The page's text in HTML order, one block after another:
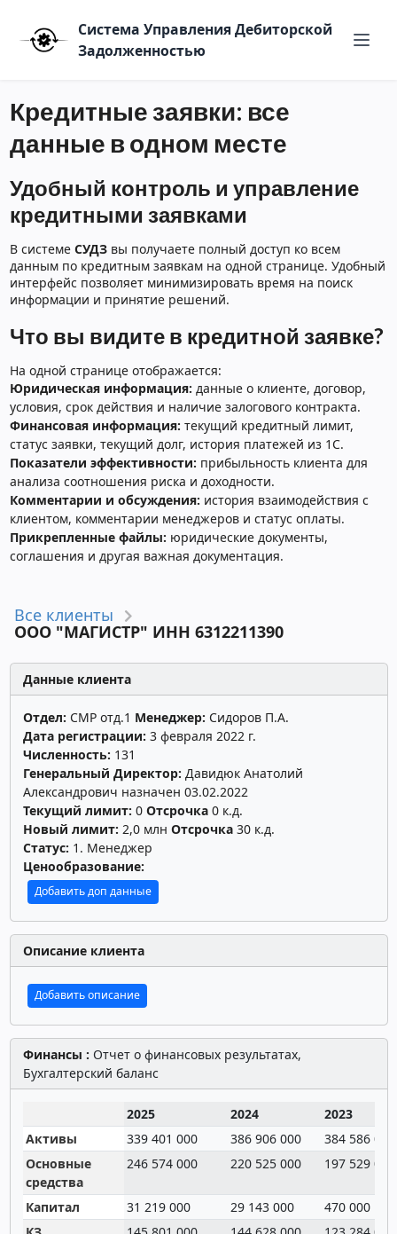
Система Управления Дебиторской
Задолженностью
Кредитные заявки: все
данные в одном месте
Удобный контроль и управление
кредитными заявками
В системе СУДЗвы получаете полный доступ ко всем
данным по кредитным заявкам на одной странице. Удобный
интерфейс позволяет минимизировать время на поиск
информации и принятие решений.
Что вы видите в кредитной заявке?
На одной странице отображается:
Юридическая информация: данные о клиенте, договор,
условия, срок действия и наличие залогового контракта.
Финансовая информация: текущий кредитный лимит,
статус заявки, текущий долг, история платежей из 1С.
Показатели эффективности: прибыльность клиента для
анализа соотношения риска и доходности.
Комментарии и обсуждения: история взаимодействия с
клиентом, комментарии менеджеров и статус оплаты.
Прикрепленные файлы: юридические документы,
соглашения и другая важная документация.
Все клиенты
ООО "МАГИСТР" ИНН 6312211390
Данные клиента
Отдел: СМР отд.1 Менеджер: Сидоров П.А.
Дата регистрации: 3 февраля 2022 г.
Численность: 131
Генеральный Директор: Давидюк Анатолий
Александрович назначен 03.02.2022
Текущий лимит: 0 Отсрочка0 к.д.
Новый лимит: 2,0 млн Отсрочка30 к.д.
Статус: 1. Менеджер
Ценообразование:
Добавить доп данные
Описание клиента
Добавить описание
Финансы : Отчет о финансовых результатах,
Бухгалтерский баланс
2025 2024
2023
Активы
339 401 000 386 906 000
384 586 000
Основные
средства
246 574 000 220 525 000 197 529 000
Капитал 31 219 000 29 143 000
470 000